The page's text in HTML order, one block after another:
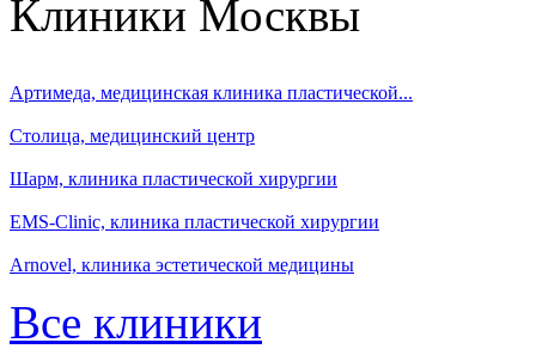
Клиники Москвы
Артимеда, медицинская клиника пластической...
Столица, медицинский центр
Шарм, клиника пластической хирургии
EMS-Clinic, клиника пластической хирургии
Arnovel, клиника эстетической медицины
Все клиники